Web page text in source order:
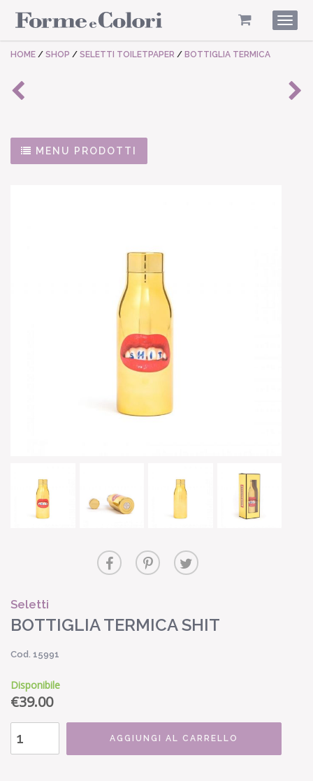
HOME / SHOP / SELETTI TOILETPAPER / BOTTIGLIA TERMICA
MENU PRODOTTI
Seletti
BOTTIGLIA TERMICA SHIT
Cod. 15991
Disponibile
€39.00
AGGIUNGI AL CARRELLO